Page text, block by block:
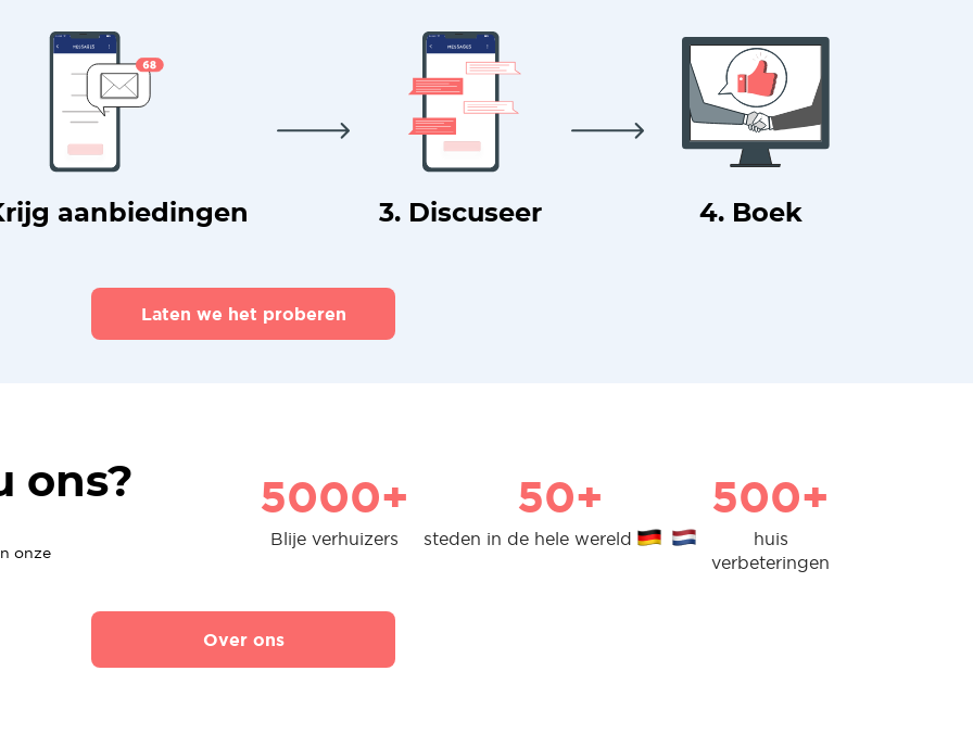
aanbiedingen 3. Discuseer 4. Boek
Laten we het proberen
ons?
onze
5000+
Blije verhuizers
50+
steden in de hele wereld
500+
huis
verbeteringen
Over ons